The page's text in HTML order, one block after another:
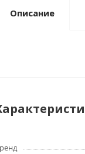
Описание